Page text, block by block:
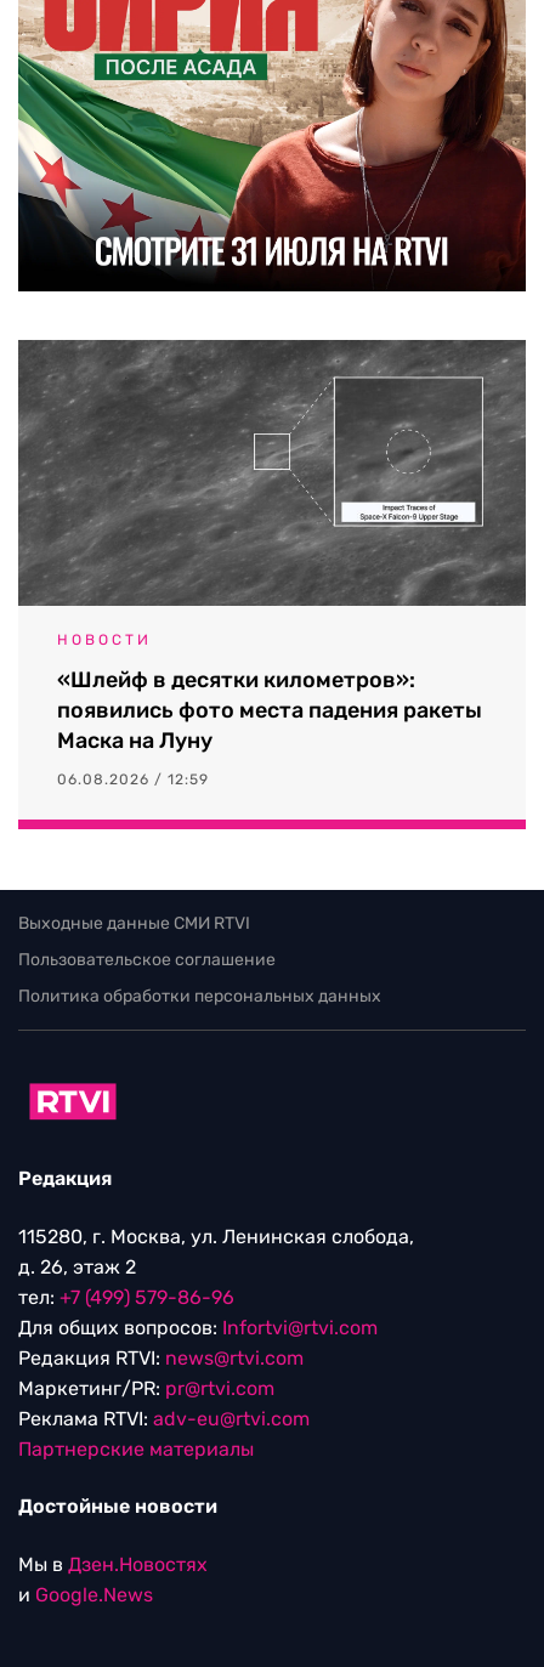
НОВОСТИ
«Шлейф в десятки километров»:
появились фото места падения ракеты
Маска на Луну
06.08.2026 / 12:59
Выходные данные СМИ RTVI
Пользовательское соглашение
Политика обработки персональных данных
Редакция
115280, г. Москва, ул. Ленинская слобода,
д. 26, этаж 2
тел: +7 (499) 579-86-96
Для общих вопросов: Infortvi@rtvi.com
Редакция RTVI: news@rtvi.com
Маркетинг/PR: pr@rtvi.com
Реклама RTVI: adv-eu@rtvi.com
Партнерские материалы
Достойные новости
Мы в Дзен.Новостях
и Google.News